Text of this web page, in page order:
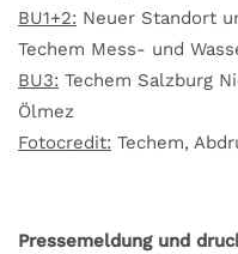
BU1+2: Neuer Standort
Techem Mess- und
BU3: Techem Salzburg
Ölmez
Fotocredit: Techem,
Pressemeldung und